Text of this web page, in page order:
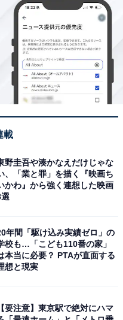
ーに加入。現在は旅行・カル
を担当。東京都出身。居酒
...続きを読む
ランキング結果を見
載
野圭吾や湊かなえだけじゃな
、「業と罪」を描く『映画ち
かわ』から強く連想した映画
年間「駆け込み実績ゼロ」の
校も…「こども110番の家」
本当に必要？ PTAが直面する
想と現実
【要注意】東京駅で絶対にハマ